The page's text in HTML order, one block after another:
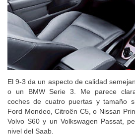
El 9-3 da un aspecto de calidad
o un BMW Serie 3. Me parece
coches de cuatro puertas y tamaño
Ford Mondeo, Citroën C5, o Nissan
Volvo S60 y un Volkswagen Passat,
nivel del Saab.